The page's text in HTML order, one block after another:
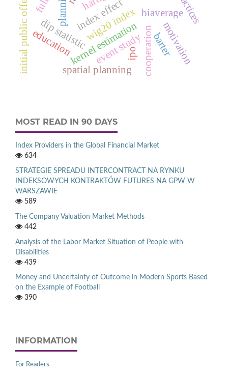
kernel estimation
dip statistic
biaverage
cooperation
index effect
event study
wig20 index
barter
spatial planning
education motivation
initial public offering ipo
MOST READ IN 90 DAYS
Index Providers in the Global Financial Market
634
STRATEGIE SPREADU INTERCONTRACT NA RYNKU
INDEKSOWYCH KONTRAKTÓW FUTURES NA GPW W
WARSZAWIE
589
The Company Valuation Market Methods
442
Analysis of the Labor Market Situation of People with
Disabilities
439
Money and Uncertainty of Outcome in Modern Sports Based
on the Example of Football
390
INFORMATION
For Readers